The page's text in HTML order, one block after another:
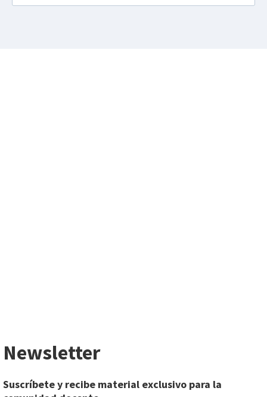
Newsletter
Suscríbete y recibe material exclusivo para la